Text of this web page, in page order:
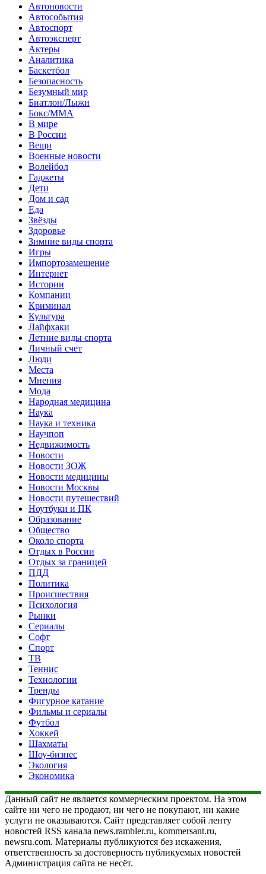
Автоновости
Автособытия
Автоспорт
Автоэксперт
Актеры
Аналитика
Баскетбол
Безопасность
Безумный мир
Биатлон/Лыжи
Бокс/MMA
В мире
В России
Вещи
Военные новости
Волейбол
Гаджеты
Дети
Дом и сад
Еда
Звёзды
Здоровье
Зимние виды спорта
Игры
Импортозамещение
Интернет
Истории
Компании
Криминал
Культура
Лайфхаки
Летние виды спорта
Личный счет
Люди
Места
Мнения
Мода
Народная медицина
Наука
Наука и техника
Научпоп
Недвижимость
Новости
Новости ЗОЖ
Новости медицины
Новости Москвы
Новости путешествий
Ноутбуки и ПК
Образование
Общество
Около спорта
Отдых в России
Отдых за границей
ПДД
Политика
Происшествия
Психология
Рынки
Сериалы
Софт
Спорт
ТВ
Теннис
Технологии
Тренды
Фигурное катание
Фильмы и сериалы
Футбол
Хоккей
Шахматы
Шоу-бизнес
Экология
Экономика
Данный сайт не является коммерческим проектом. На этом
сайте ни чего не продают, ни чего не покупают, ни какие
услуги не оказываются. Сайт представляет собой ленту
новостей RSS канала news.rambler.ru, kommersant.ru,
newsru.com. Материалы публикуются без искажения,
ответственность за достоверность публикуемых новостей
Администрация сайта не несёт.